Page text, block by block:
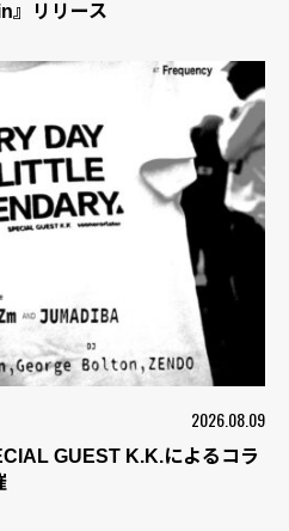
』リリース
2026.08.09
GUEST K.K.によるコラ